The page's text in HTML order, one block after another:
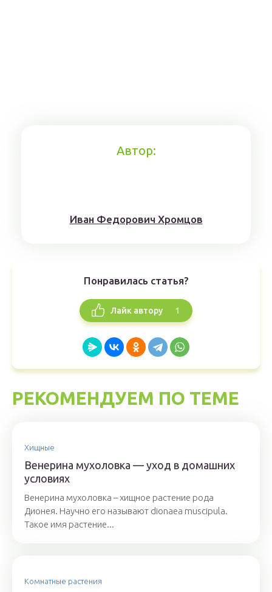
Автор:
Иван Федорович Хромцов
Понравилась статья?
Лайк автору 1
РЕКОМЕНДУЕМ ПО ТЕМЕ
Хищные
Венерина мухоловка — уход в домашних
условиях
Венерина мухоловка – хищное растение рода
Дионея. Научно его называют dionaea muscipula.
Такое имя растение...
Комнатные растения